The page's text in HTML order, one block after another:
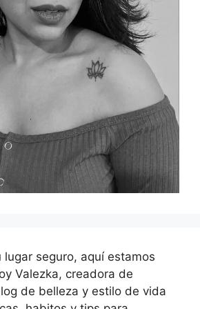
lugar seguro, aquí estamos
Valezka, creadora de
de belleza y estilo de vida